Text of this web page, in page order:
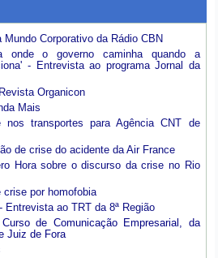
Corporativo da Rádio CBN
onde o governo caminha quando a
- Entrevista ao programa Jornal da
Organicon
Mais
nos transportes para Agência CNT de
de crise do acidente da Air France
Hora sobre o discurso da crise no Rio
crise por homofobia
ao TRT da 8ª Região
de Comunicação Empresarial, da
Juiz de Fora